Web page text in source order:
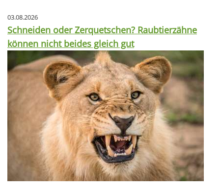
03.08.2026
Schneiden oder Zerquetschen? Raubtierzähne
können nicht beides gleich gut